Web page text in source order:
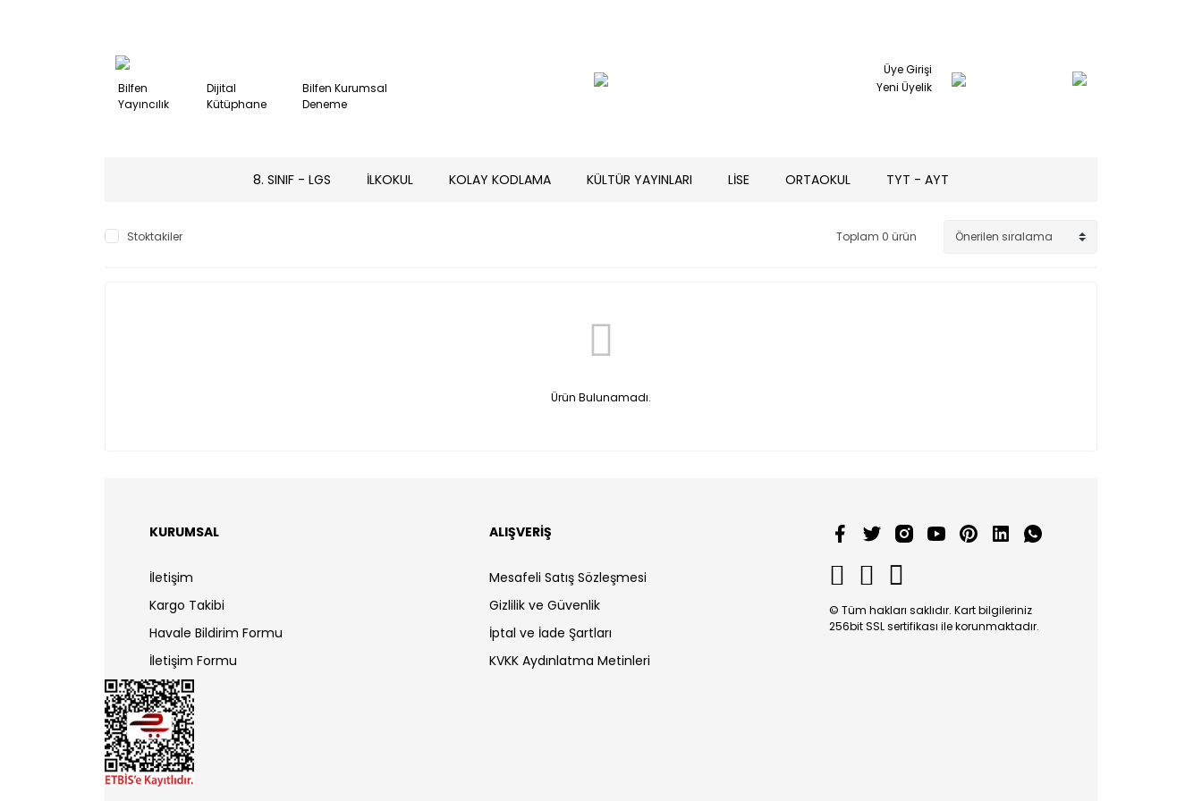
Bilfen
Yayıncılık
Dijital
Kütüphane
Bilfen Kurumsal
Deneme
Üye Girişi
Yeni Üyelik
8. SINIF - LGS İLKOKUL KOLAY KODLAMA KÜLTÜR YAYINLARI LİSE ORTAOKUL TYT - AYT
Stoktakiler Toplam 0 ürün
Ürün Bulunamadı.
KURUMSAL
İletişim
Kargo Takibi
Havale Bildirim Formu
İletişim Formu
ALIŞVERİŞ
Mesafeli Satış Sözleşmesi
Gizlilik ve Güvenlik
İptal ve İade Şartları
KVKK Aydınlatma Metinleri
© Tüm hakları saklıdır. Kart bilgileriniz
256bit SSL sertifikası ile korunmaktadır.